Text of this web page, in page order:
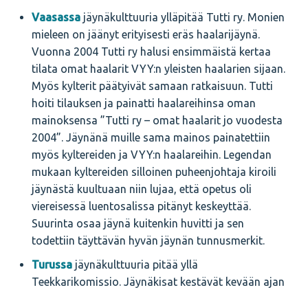
Vaasassa jäynäkulttuuria ylläpitää Tutti ry. Monien
mieleen on jäänyt erityisesti eräs haalarijäynä.
Vuonna 2004 Tutti ry halusi ensimmäistä kertaa
tilata omat haalarit VYY:n yleisten haalarien sijaan.
Myös kylterit päätyivät samaan ratkaisuun. Tutti
hoiti tilauksen ja painatti haalareihinsa oman
mainoksensa ”Tutti ry – omat haalarit jo vuodesta
2004”. Jäynänä muille sama mainos painatettiin
myös kyltereiden ja VYY:n haalareihin. Legendan
mukaan kyltereiden silloinen puheenjohtaja kiroili
jäynästä kuultuaan niin lujaa, että opetus oli
viereisessä luentosalissa pitänyt keskeyttää.
Suurinta osaa jäynä kuitenkin huvitti ja sen
todettiin täyttävän hyvän jäynän tunnusmerkit.
Turussa jäynäkulttuuria pitää yllä
Teekkarikomissio. Jäynäkisat kestävät kevään ajan